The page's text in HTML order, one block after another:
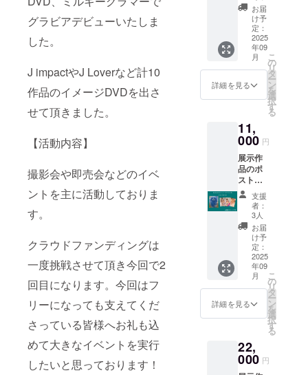
グラビアデビューいたしま
した。
J impactやJ Loverなど計10
作品のイメージDVDを出さ
せて頂きました。
【活動内容】
撮影会や即売会などのイベ
ントを主に活動しておりま
す。
クラウドファンディングは
一度挑戦させて頂き今回で2
回目になります。今回はフ
リーになっても支えてくだ
さっている皆様へお礼も込
めて大きなイベントを実行
したいと思っております！
待券と
30秒の
撮影券
がつい
たプラ
ンで
す！ 指
定され
た時間
ことが
できま
す！
お届
け予
定：
2025
年09
月
詳細を見る
こ
の
リ
タ
ー
ン
を
選
択
す
る
11,
000 円
展示作
品のポ
スト
カード
（ハガ
キサイ
ズ）3枚
＋生写
真10枚
支援
者：
3人
お届
け予
定：
2025
年09
月
詳細を見る
こ
の
リ
タ
ー
ン
を
選
択
す
る
22,
000 円